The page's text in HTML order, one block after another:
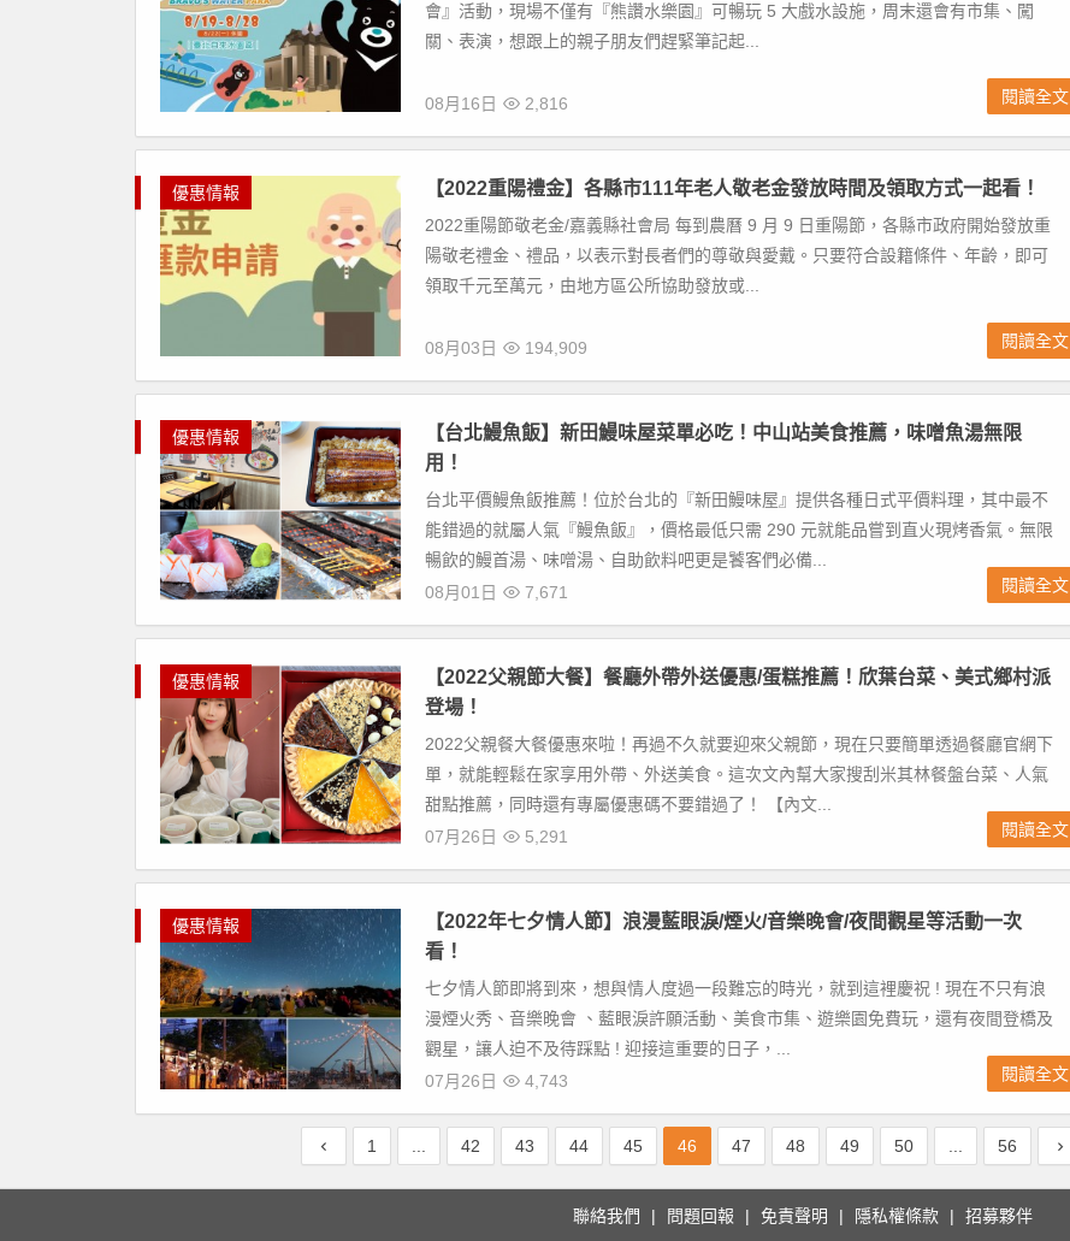
會』活動，現場不僅有『熊讚水樂園』可暢玩 5 大戲水設施，周末還會有市集、闖
關、表演，想跟上的親子朋友們趕緊筆記起...
08月16日 2,816 閱讀全文
優惠情報 【2022重陽禮金】各縣市111年老人敬老金發放時間及領取方式一起看！
2022重陽節敬老金/嘉義縣社會局 每到農曆 9 月 9 日重陽節，各縣市政府開始發放重
陽敬老禮金、禮品，以表示對長者們的尊敬與愛戴。只要符合設籍條件、年齡，即可
領取千元至萬元，由地方區公所協助發放或...
08月03日 194,909 閱讀全文
優惠情報
【台北鰻魚飯】新田鰻味屋菜單必吃！中山站美食推薦，味噌魚湯無限
用！
台北平價鰻魚飯推薦！位於台北的『新田鰻味屋』提供各種日式平價料理，其中最不
能錯過的就屬人氣『鰻魚飯』，價格最低只需 290 元就能品嘗到直火現烤香氣。無限
暢飲的鰻首湯、味噌湯、自助飲料吧更是饕客們必備...
08月01日
7,671 閱讀全文
優惠情報
【2022父親節大餐】餐廳外帶外送優惠/蛋糕推薦！欣葉台菜、美式鄉村派
登場！
2022父親餐大餐優惠來啦！再過不久就要迎來父親節，現在只要簡單透過餐廳官網下
單，就能輕鬆在家享用外帶、外送美食。這次文內幫大家搜刮米其林餐盤台菜、人氣
甜點推薦，同時還有專屬優惠碼不要錯過了！ 【內文...
07月26日
5,291 閱讀全文
優惠情報
【2022年七夕情人節】浪漫藍眼淚/煙火/音樂晚會/夜間觀星等活動一次
看！
七夕情人節即將到來，想與情人度過一段難忘的時光，就到這裡慶祝 ! 現在不只有浪
漫煙火秀、音樂晚會 、藍眼淚許願活動、美食市集、遊樂園免費玩，還有夜間登橋及
觀星，讓人迫不及待踩點 ! 迎接這重要的日子，...
07月26日
4,743 閱讀全文
1 42 43 44 45 46 47 48 49 50 56
聯絡我們 問題回報 免責聲明 隱私權條款 招募夥伴